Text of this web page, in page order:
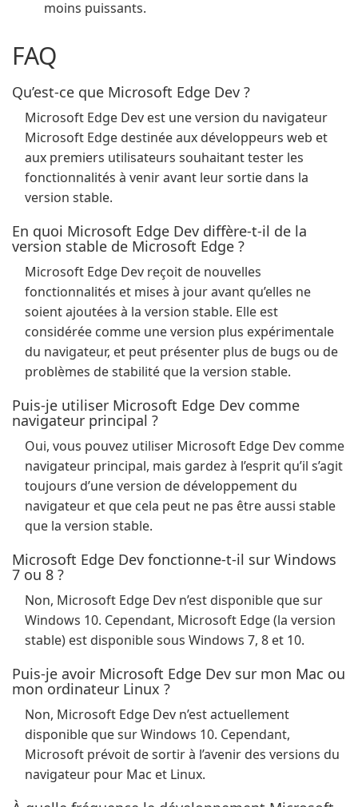
moins puissants.
FAQ
Qu’est-ce que Microsoft Edge Dev ?
Microsoft Edge Dev est une version du navigateur
Microsoft Edge destinée aux développeurs web et
aux premiers utilisateurs souhaitant tester les
fonctionnalités à venir avant leur sortie dans la
version stable.
En quoi Microsoft Edge Dev diffère-t-il de la
version stable de Microsoft Edge ?
Microsoft Edge Dev reçoit de nouvelles
fonctionnalités et mises à jour avant qu’elles ne
soient ajoutées à la version stable. Elle est
considérée comme une version plus expérimentale
du navigateur, et peut présenter plus de bugs ou de
problèmes de stabilité que la version stable.
Puis-je utiliser Microsoft Edge Dev comme
navigateur principal ?
Oui, vous pouvez utiliser Microsoft Edge Dev comme
navigateur principal, mais gardez à l’esprit qu’il s’agit
toujours d’une version de développement du
navigateur et que cela peut ne pas être aussi stable
que la version stable.
Microsoft Edge Dev fonctionne-t-il sur Windows
7 ou 8 ?
Non, Microsoft Edge Dev n’est disponible que sur
Windows 10. Cependant, Microsoft Edge (la version
stable) est disponible sous Windows 7, 8 et 10.
Puis-je avoir Microsoft Edge Dev sur mon Mac ou
mon ordinateur Linux ?
Non, Microsoft Edge Dev n’est actuellement
disponible que sur Windows 10. Cependant,
Microsoft prévoit de sortir à l’avenir des versions du
navigateur pour Mac et Linux.